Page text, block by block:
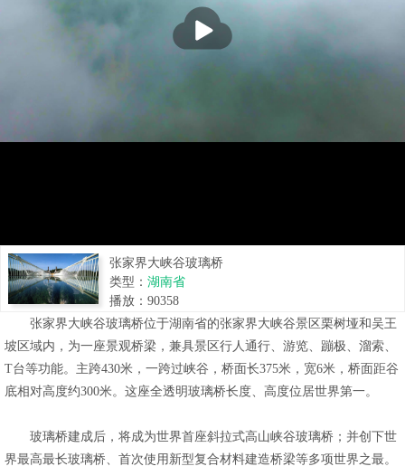
放
张家界大峡谷玻璃桥
类型： 湖南省
播放： 90358
张家界大峡谷玻璃桥位于湖南省的张家界大峡谷景区栗树垭和吴王
坡区域内，为一座景观桥梁，兼具景区行人通行、游览、蹦极、溜索、
T台等功能。主跨430米，一跨过峡谷，桥面长375米，宽6米，桥面距谷
底相对高度约300米。这座全透明玻璃桥长度、高度位居世界第一。
玻璃桥建成后，将成为世界首座斜拉式高山峡谷玻璃桥；并创下世
界最高最长玻璃桥、首次使用新型复合材料建造桥梁等多项世界之最。